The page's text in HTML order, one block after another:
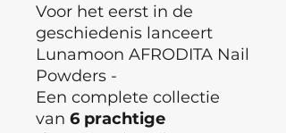
Voor het eerst in de
geschiedenis lanceert
Lunamoon AFRODITA Nail
Powders -
Een complete collectie
van 6 prachtige